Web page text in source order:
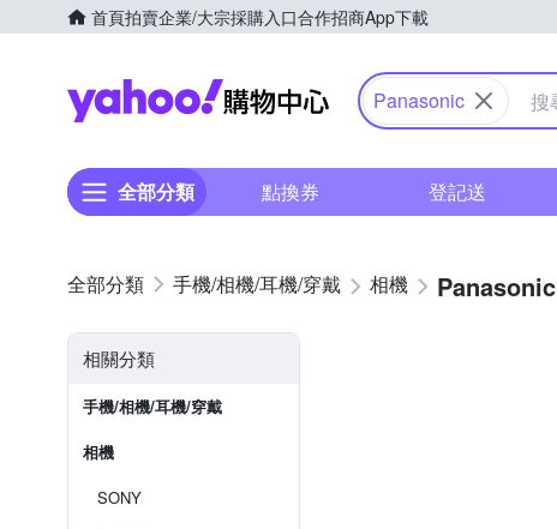
首頁拍賣企業/大宗採購入口合作招商App下載
Yahoo購物中心
Panasonic
全部分類 點換券 登記送
手機/相機/耳機/穿戴 相機 Panasonic
相關分類
手機/相機/耳機/穿戴
相機
SONY